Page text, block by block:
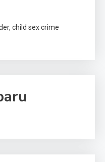
child sex crime